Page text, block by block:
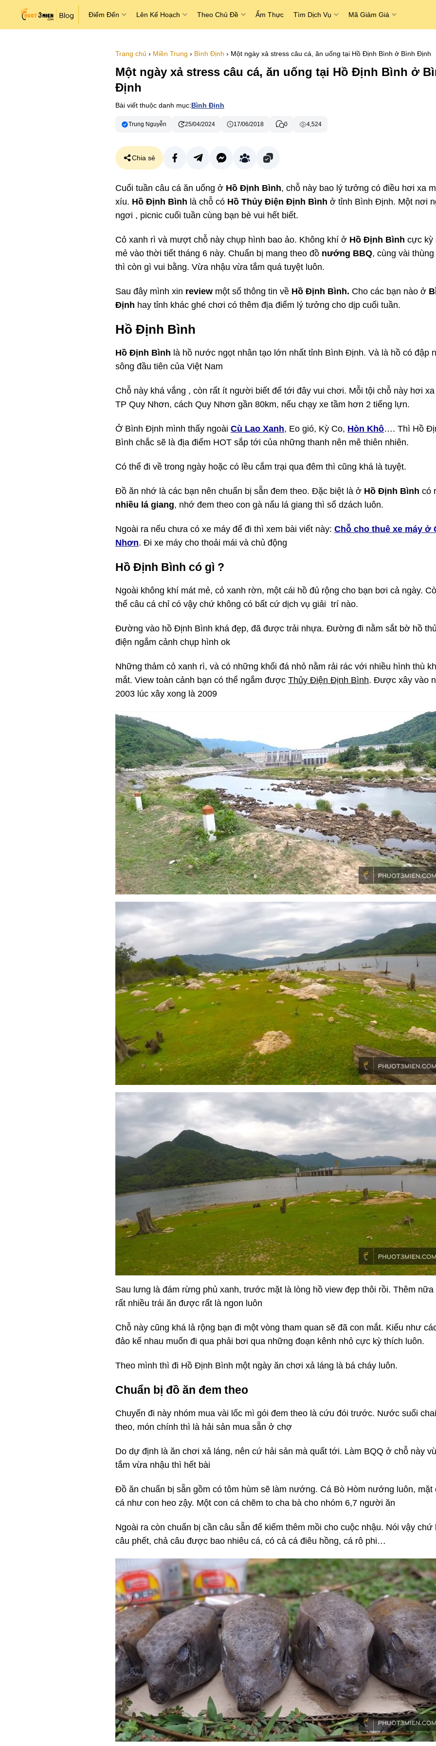
Điểm Đến Lên Kế Hoạch Theo Chủ Đề Ẩm Thực Tìm Dịch Vụ Mã Giảm Giá
Trang chủ › Miền Trung › Bình Định › Một ngày xả stress câu cá, ăn uống tại Hồ Định Bình ở Bình Định
Một ngày xả stress câu cá, ăn uống tại Hồ Định Bình ở
Định
Bài viết thuộc danh mục:Bình Định
Trung Nguyễn 25/04/2024 17/06/2018 0 4,524
Chia sẻ
Cuối tuần câu cá ăn uống ở Hồ Định Bình, chỗ này bao lý tưởng có điều hơi xa
xíu. Hồ Định Bình là chỗ có Hồ Thủy Điện Định Bình ở tỉnh Bình Định. Một nơi
ngơi , picnic cuối tuần cùng bạn bè vui hết biết.
Cỏ xanh rì và mượt chỗ này chụp hình bao ảo. Không khí ở Hồ Định Bình cực kỳ
mẻ vào thời tiết tháng 6 này. Chuẩn bị mang theo đồ nướng BBQ, cùng vài thùng
thì còn gì vui bằng. Vừa nhậu vừa tắm quá tuyệt luôn.
Sau đây mình xin review một số thông tin về Hồ Định Bình. Cho các bạn nào ở
Định hay tỉnh khác ghé chơi có thêm địa điểm lý tưởng cho dịp cuối tuần.
Hồ Định Bình
Hồ Định Bình là hồ nước ngọt nhân tạo lớn nhất tỉnh Bình Định. Và là hồ có đập
sông đầu tiên của Việt Nam
Chỗ này khá vắng , còn rất ít người biết để tới đây vui chơi. Mỗi tội chỗ này hơi
TP Quy Nhơn, cách Quy Nhơn gần 80km, nếu chạy xe tầm hơn 2 tiếng lựn.
Ở Bình Định mình thấy ngoài Cù Lao Xanh, Eo gió, Kỳ Co, Hòn Khô…. Thì Hồ
Bình chắc sẽ là địa điểm HOT sắp tới của những thanh nên mê thiên nhiên.
Có thể đi về trong ngày hoặc có lều cắm trại qua đêm thì cũng khá là tuyệt.
Đồ ăn nhớ là các bạn nên chuẩn bị sẵn đem theo. Đặc biệt là ở Hồ Định Bình có
nhiều lá giang, nhớ đem theo con gà nấu lá giang thì số dzách luôn.
Ngoài ra nếu chưa có xe máy để đi thì xem bài viết này: Chỗ cho thuê xe máy ở
Nhơn. Đi xe máy cho thoải mái và chủ động
Hồ Định Bình có gì ?
Ngoài không khí mát mẻ, cỏ xanh rờn, một cái hồ đủ rộng cho bạn bơi cả ngày.
thể câu cá chỉ có vậy chứ không có bất cứ dịch vụ giải trí nào.
Đường vào hồ Định Bình khá đẹp, đã được trải nhựa. Đường đi nằm sắt bờ hồ
điện ngắm cảnh chụp hình ok
Những thảm cỏ xanh rì, và có những khối đá nhỏ nằm rải rác với nhiều hình thù
mắt. View toàn cảnh bạn có thể ngắm được Thủy Điện Định Bình. Được xây vào
2003 lúc xây xong là 2009
Sau lưng là đám rừng phủ xanh, trước mặt là lòng hồ view đẹp thôi rồi. Thêm nữa
rất nhiều trái ăn được rất là ngon luôn
Chỗ này cũng khá lả rộng bạn đi một vòng tham quan sẽ đã con mắt. Kiểu như
đảo kế nhau muốn đi qua phải bơi qua những đoạn kênh nhỏ cực kỳ thích luôn.
Theo mình thì đi Hồ Định Bình một ngày ăn chơi xả láng là bá cháy luôn.
Chuẩn bị đồ ăn đem theo
Chuyến đi này nhóm mua vài lốc mì gói đem theo là cứu đói trước. Nước suối
theo, món chính thì là hải sản mua sẵn ở chợ
Do dự định là ăn chơi xả láng, nên cứ hải sản mà quất tới. Làm BQQ ở chỗ này
tắm vừa nhậu thì hết bài
Đồ ăn chuẩn bị sẵn gồm có tôm hùm sẽ làm nướng. Cá Bò Hòm nướng luôn, mặt
cá như con heo zậy. Một con cá chẽm to cha bà cho nhóm 6,7 người ăn
Ngoài ra còn chuẩn bị cần câu sẵn để kiếm thêm mồi cho cuộc nhậu. Nói vậy chứ
câu phết, chả câu được bao nhiêu cá, có cả cá điêu hồng, cá rô phi…